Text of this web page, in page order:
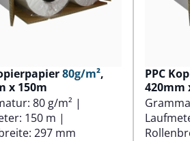
80g/m²,
x 150m
80 g/m² |
150 m |
297 mm
PPC
420mm